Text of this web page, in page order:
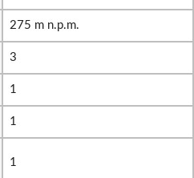
275 m n.p.m.
3
1
1
1